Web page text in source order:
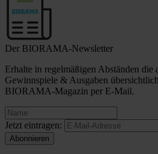
Der BIORAMA-Newsletter
Erhalte in regelmäßigen Abständen die
Gewinnspiele & Ausgaben
BIORAMA-Magazin per E-Mail.
Jetzt eintragen: